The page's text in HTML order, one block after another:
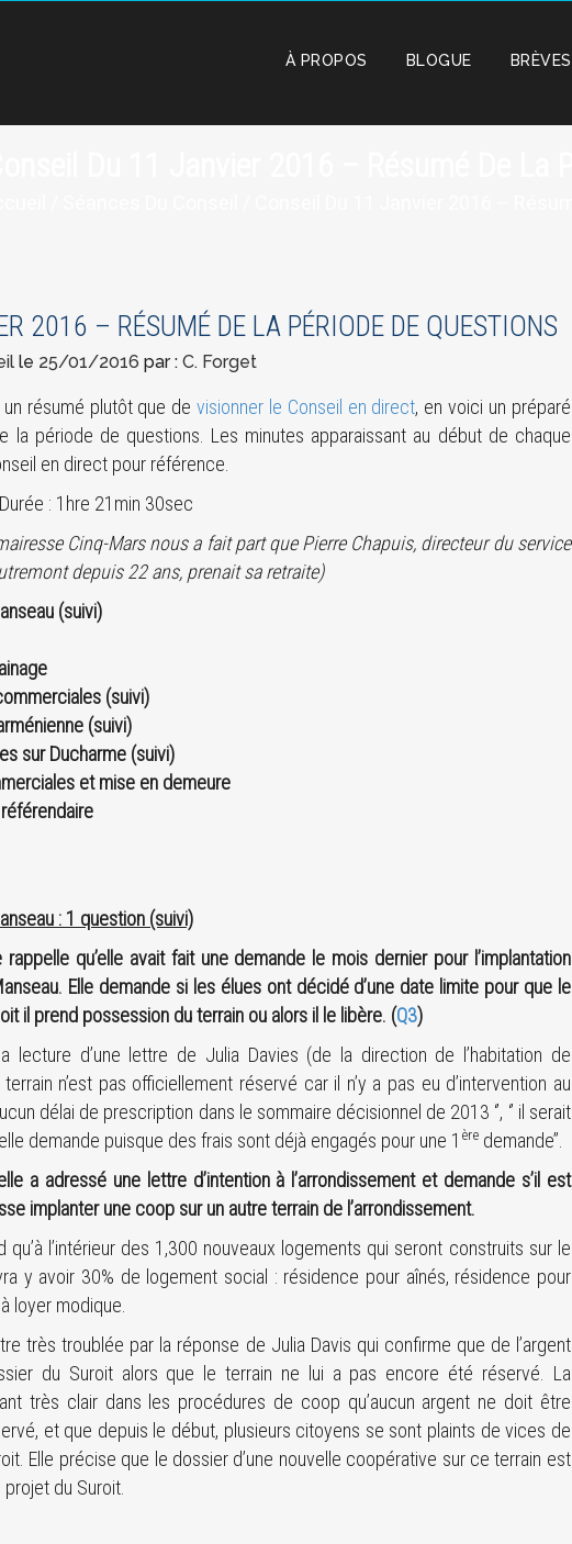
À PROPOS BLOGUE BRÈVES
2016 – RÉSUMÉ DE LA PÉRIODE DE QUESTIONS
le 25/01/2016 par : C. Forget
résumé plutôt que devisionner le Conseil en direct, en voici un préparé
la période de questions. Les minutes apparaissant au début de chaque
en direct pour référence.
: 1hre 21min 30sec
Cinq-Mars nous a fait part que Pierre Chapuis, directeur du service
depuis 22 ans, prenait sa retraite)
(suivi)
(suivi)
(suivi)
sur Ducharme (suivi)
et mise en demeure
: 1 question (suivi)
qu’elle avait fait une demande le mois dernier pour l’implantation
Elle demande si les élues ont décidé d’une date limite pour que le
il prend possession du terrain ou alors il le libère. (Q3)
lecture d’une lettre de Julia Davies (de la direction de l’habitation de
n’est pas officiellement réservé car il n’y a pas eu d’intervention au
délai de prescription dans le sommaire décisionnel de 2013 ‘’, ‘’ il serait
demande puisque des frais sont déjà engagés pour une 1 ère demande’’.
a adressé une lettre d’intention à l’arrondissement et demande s’il est
implanter une coop sur un autre terrain de l’arrondissement.
qu’à l’intérieur des 1,300 nouveaux logements qui seront construits sur le
y avoir 30% de logement social : résidence pour aînés, résidence pour
loyer modique.
très troublée par la réponse de Julia Davis qui confirme que de l’argent
du Suroit alors que le terrain ne lui a pas encore été réservé. La
très clair dans les procédures de coop qu’aucun argent ne doit être
et que depuis le début, plusieurs citoyens se sont plaints de vices de
Elle précise que le dossier d’une nouvelle coopérative sur ce terrain est
du Suroit.